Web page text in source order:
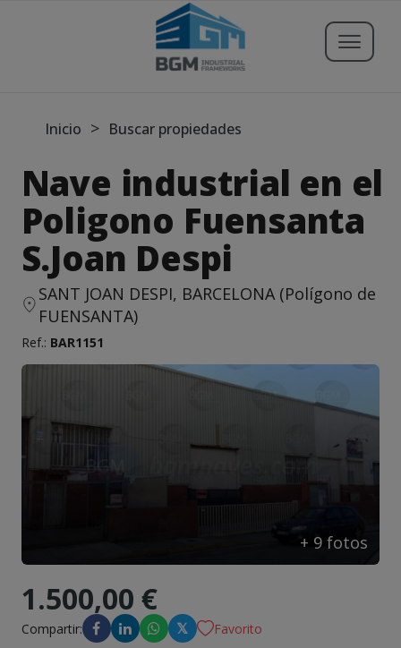
Buscar propiedades
Publicar Inmueble
Registrarse
Iniciar sesión
Blog
Inicio > Buscar propiedades
Nave industrial en el
Poligono Fuensanta
S.Joan Despi
SANT JOAN DESPI, BARCELONA (Polígono de
FUENSANTA)
Ref.: BAR1151
+ 9 fotos
1.500,00 €
Compartir: 𝕏 Favorito